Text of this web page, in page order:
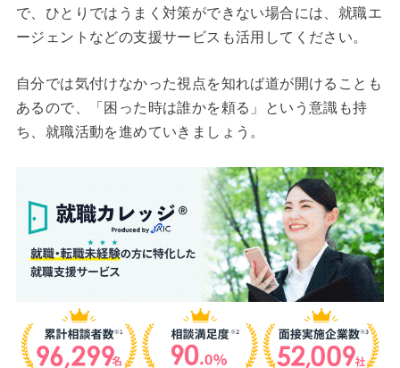
で、ひとりではうまく対策ができない場合には、就職エ
ージェントなどの支援サービスも活用してください。
自分では気付けなかった視点を知れば道が開けることも
あるので、「困った時は誰かを頼る」という意識も持
ち、就職活動を進めていきましょう。